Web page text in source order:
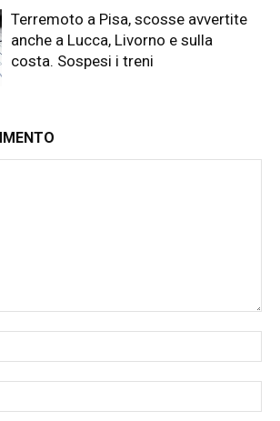
Terremoto a Pisa, scosse avvertite
anche a Lucca, Livorno e sulla
costa. Sospesi i treni